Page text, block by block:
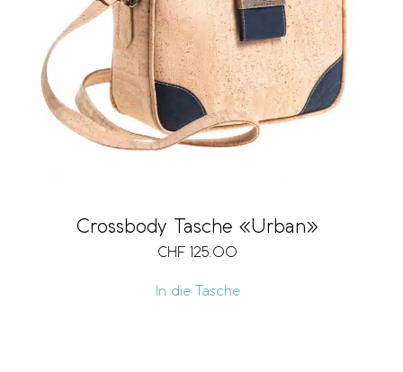
Crossbody Tasche «Urban»
CHF 125.00
In die Tasche